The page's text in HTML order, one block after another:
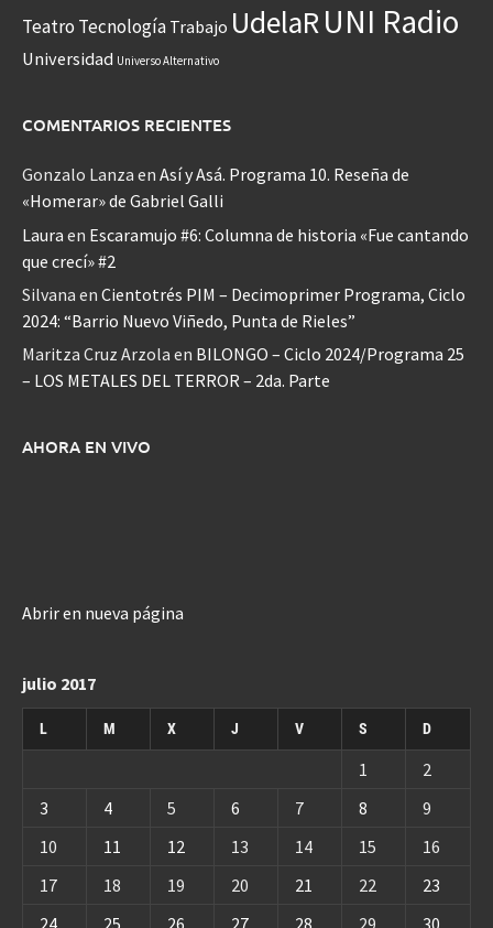
Teatro Tecnología Trabajo UdelaRUNI Radio
Universidad Universo Alternativo
COMENTARIOS RECIENTES
Gonzalo Lanza en Así y Asá. Programa 10. Reseña de
«Homerar» de Gabriel Galli
Laura en Escaramujo #6: Columna de historia «Fue cantando
que crecí» #2
Silvana en Cientotrés PIM – Decimoprimer Programa, Ciclo
2024: “Barrio Nuevo Viñedo, Punta de Rieles”
Maritza Cruz Arzola en BILONGO – Ciclo 2024/Programa 25
– LOS METALES DEL TERROR – 2da. Parte
AHORA EN VIVO
Abrir en nueva página
julio 2017
L M X J V S D
1
2
3
4 5 6 7 8
9
10
11 12 13 14 15
16
17
18 19 20 21 22
23